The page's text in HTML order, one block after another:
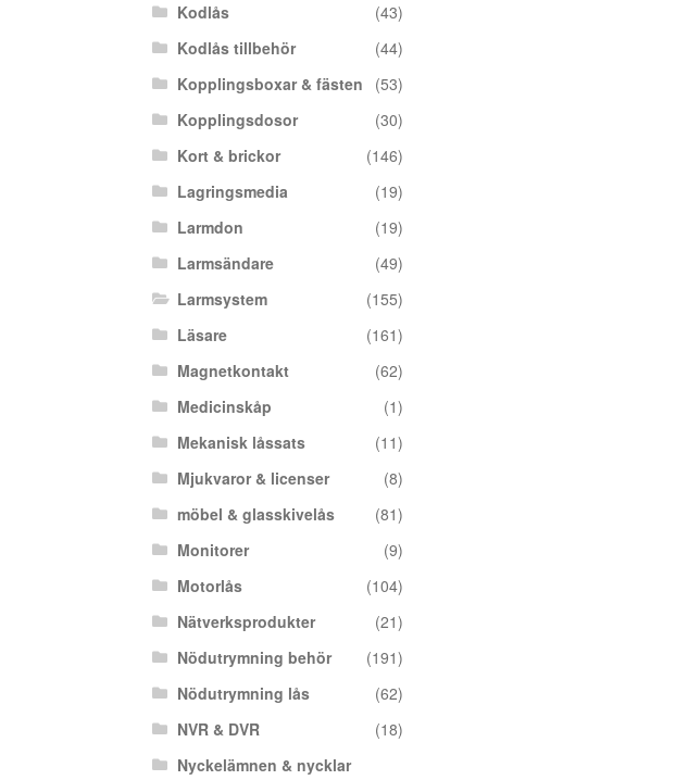
Kodlås
(43)
Kodlås tillbehör
(44)
Kopplingsboxar & fästen
(53)
Kopplingsdosor
(30)
Kort & brickor
(146)
Lagringsmedia
(19)
Larmdon
(19)
Larmsändare
(49)
Larmsystem
(155)
Läsare
(161)
Magnetkontakt
(62)
Medicinskåp
(1)
Mekanisk låssats
(11)
Mjukvaror & licenser
(8)
möbel & glasskivelås
(81)
Monitorer
(9)
Motorlås
(104)
Nätverksprodukter
(21)
Nödutrymning behör
(191)
Nödutrymning lås
(62)
NVR & DVR
(18)
Nyckelämnen & nycklar